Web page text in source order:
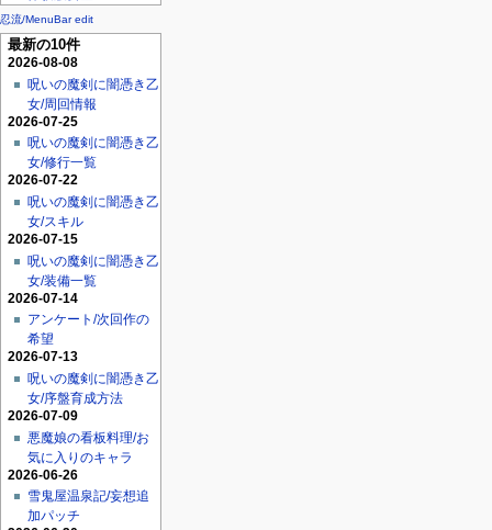
忍流/MenuBar edit
最新の10件
2026-08-08
呪いの魔剣に闇憑き乙
女/周回情報
2026-07-25
呪いの魔剣に闇憑き乙
女/修行一覧
2026-07-22
呪いの魔剣に闇憑き乙
女/スキル
2026-07-15
呪いの魔剣に闇憑き乙
女/装備一覧
2026-07-14
アンケート/次回作の
希望
2026-07-13
呪いの魔剣に闇憑き乙
女/序盤育成方法
2026-07-09
悪魔娘の看板料理/お
気に入りのキャラ
2026-06-26
雪鬼屋温泉記/妄想追
加パッチ